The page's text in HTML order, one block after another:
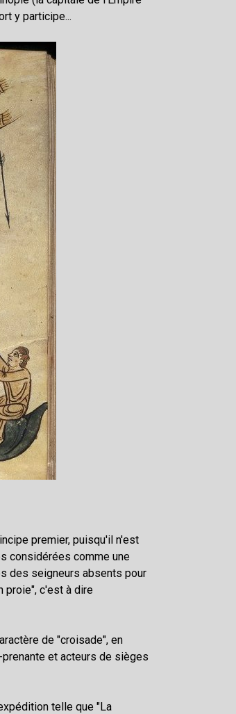
y participe...
premier, puisqu'il n'est
considérées comme une
des seigneurs absents pour
proie", c'est à dire
de "croisade", en
et acteurs de sièges
telle que "La